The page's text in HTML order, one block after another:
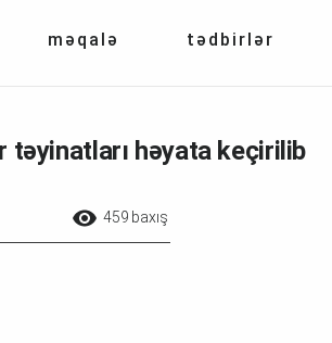
məqalə tədbirlər
təyinatları həyata keçirilib
459 baxış